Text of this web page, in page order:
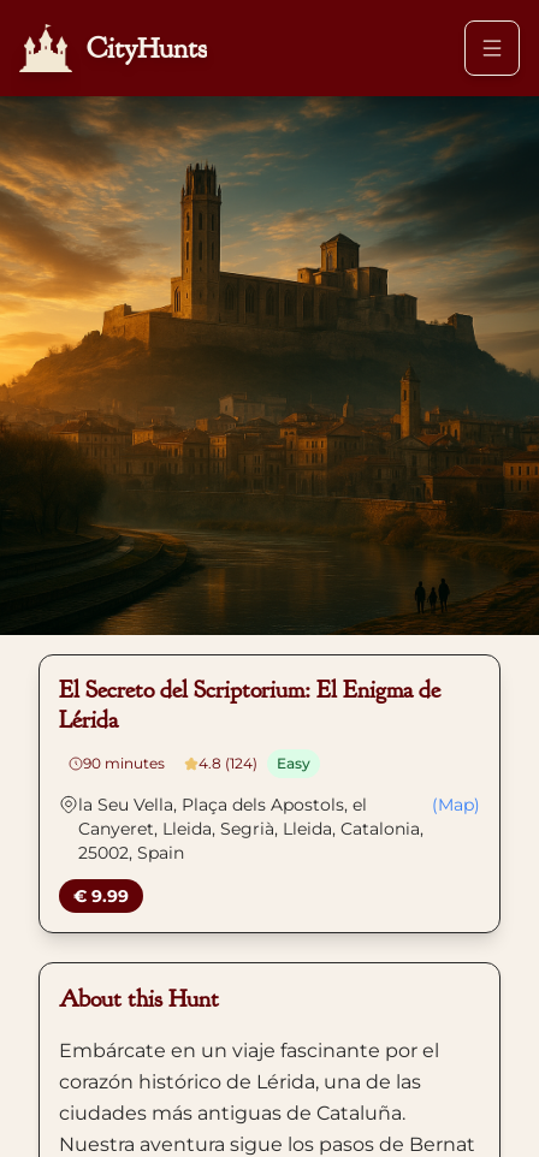
CityHunts
El Secreto del Scriptorium: El Enigma de
Lérida
90 minutes 4.8 (124) Easy
la Seu Vella, Plaça dels Apostols, el
Canyeret, Lleida, Segrià, Lleida, Catalonia,
25002, Spain
(Map)
€ 9.99
About this Hunt
Embárcate en un viaje fascinante por el
corazón histórico de Lérida, una de las
ciudades más antiguas de Cataluña.
Nuestra aventura sigue los pasos de Bernat